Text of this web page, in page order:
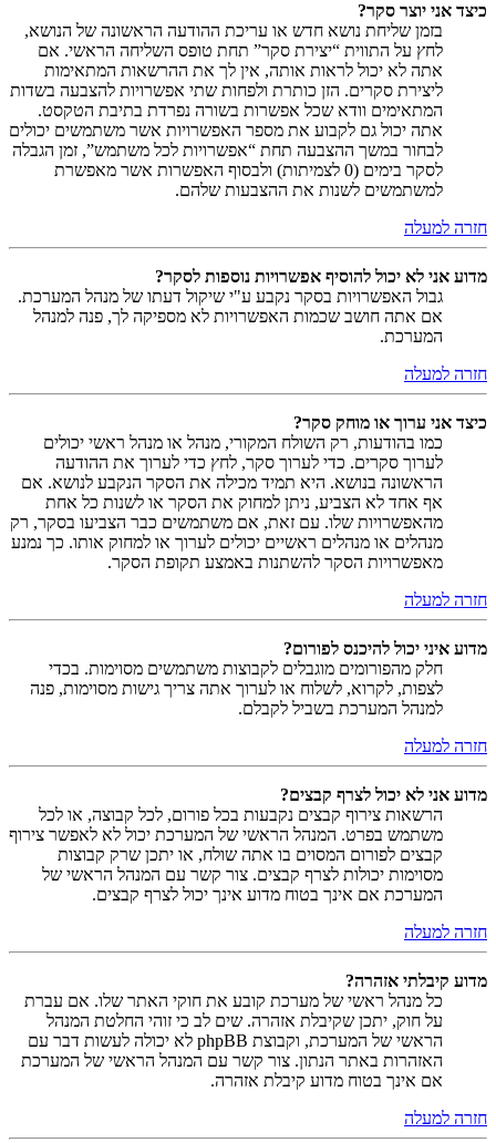
כיצד אני יוצר סקר?
בזמן שליחת נושא חדש או עריכת ההודעה הראשונה של הנושא,
לחץ על התווית “יצירת סקר” תחת טופס השליחה הראשי. אם
אתה לא יכול לראות אותה, אין לך את ההרשאות המתאימות
ליצירת סקרים. הזן כותרת ולפחות שתי אפשרויות להצבעה בשדות
המתאימים וודא שכל אפשרות בשורה נפרדת בתיבת הטקסט.
אתה יכול גם לקבוע את מספר האפשרויות אשר משתמשים יכולים
לבחור במשך ההצבעה תחת “אפשרויות לכל משתמש”, זמן הגבלה
לסקר בימים (0 לצמיתות) ולבסוף האפשרות אשר מאפשרת
למשתמשים לשנות את ההצבעות שלהם.
חזרה למעלה
מדוע אני לא יכול להוסיף אפשרויות נוספות לסקר?
גבול האפשרויות בסקר נקבע ע"י שיקול דעתו של מנהל המערכת.
אם אתה חושב שכמות האפשרויות לא מספיקה לך, פנה למנהל
המערכת.
חזרה למעלה
כיצד אני ערוך או מוחק סקר?
כמו בהודעות, רק השולח המקורי, מנהל או מנהל ראשי יכולים
לערוך סקרים. כדי לערוך סקר, לחץ כדי לערוך את ההודעה
הראשונה בנושא. היא תמיד מכילה את הסקר הנקבע לנושא. אם
אף אחד לא הצביע, ניתן למחוק את הסקר או לשנות כל אחת
מהאפשרויות שלו. עם זאת, אם משתמשים כבר הצביעו בסקר, רק
מנהלים או מנהלים ראשיים יכולים לערוך או למחוק אותו. כך נמנע
מאפשרויות הסקר להשתנות באמצע תקופת הסקר.
חזרה למעלה
מדוע איני יכול להיכנס לפורום?
חלק מהפורומים מוגבלים לקבוצות משתמשים מסוימות. בכדי
לצפות, לקרוא, לשלוח או לערוך אתה צריך גישות מסוימות, פנה
למנהל המערכת בשביל לקבלם.
חזרה למעלה
מדוע אני לא יכול לצרף קבצים?
הרשאות צירוף קבצים נקבעות בכל פורום, לכל קבוצה, או לכל
משתמש בפרט. המנהל הראשי של המערכת יכול לא לאפשר צירוף
קבצים לפורום המסוים בו אתה שולח, או יתכן שרק קבוצות
מסוימות יכולות לצרף קבצים. צור קשר עם המנהל הראשי של
המערכת אם אינך בטוח מדוע אינך יכול לצרף קבצים.
חזרה למעלה
מדוע קיבלתי אזהרה?
כל מנהל ראשי של מערכת קובע את חוקי האתר שלו. אם עברת
על חוק, יתכן שקיבלת אזהרה. שים לב כי זוהי החלטת המנהל
הראשי של המערכת, וקבוצת phpBB לא יכולה לעשות דבר עם
האזהרות באתר הנתון. צור קשר עם המנהל הראשי של המערכת
אם אינך בטוח מדוע קיבלת אזהרה.
חזרה למעלה